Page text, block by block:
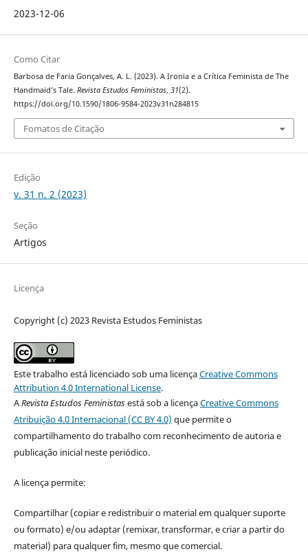
2023-12-06
Como Citar
Barbosa de Faria Gonçalves, A. L. (2023). A Ironia e a Crítica Feminista de The
Handmaid’s Tale. Revista Estudos Feministas, 31(2).
https://doi.org/10.1590/1806-9584-2023v31n284815
Fomatos de Citação
Edição
v. 31 n. 2 (2023)
Seção
Artigos
Licença
Copyright (c) 2023 Revista Estudos Feministas
Este trabalho está licenciado sob uma licençaCreative Commons
Attribution 4.0 International License.
ARevista Estudos Feministasestá sob a licençaCreative Commons
Atribuição 4.0 Internacional (CC BY 4.0) que permite o
compartilhamento do trabalho com reconhecimento de autoria e
publicação inicial neste periódico.
A licença permite:
Compartilhar (copiar e redistribuir o material em qualquer suporte
ou formato) e/ou adaptar (remixar, transformar, e criar a partir do
material) para qualquer fim, mesmo que comercial.